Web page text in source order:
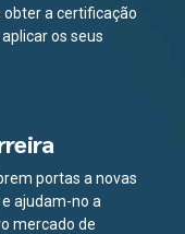
a certificação
os seus
portas a novas
ajudam-no a
mercado de